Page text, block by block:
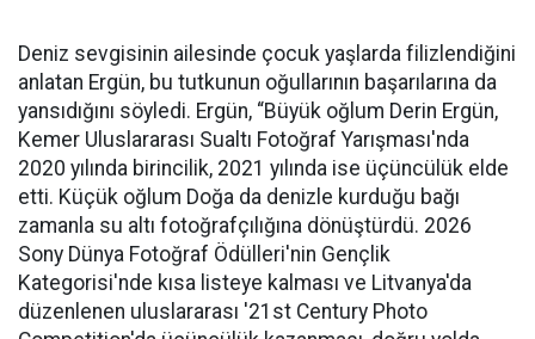
Deniz sevgisinin ailesinde çocuk yaşlarda filizlendiğini
anlatan Ergün, bu tutkunun oğullarının başarılarına da
yansıdığını söyledi. Ergün, “Büyük oğlum Derin Ergün,
Kemer Uluslararası Sualtı Fotoğraf Yarışması'nda
2020 yılında birincilik, 2021 yılında ise üçüncülük elde
etti. Küçük oğlum Doğa da denizle kurduğu bağı
zamanla su altı fotoğrafçılığına dönüştürdü. 2026
Sony Dünya Fotoğraf Ödülleri'nin Gençlik
Kategorisi'nde kısa listeye kalması ve Litvanya'da
düzenlenen uluslararası '21st Century Photo